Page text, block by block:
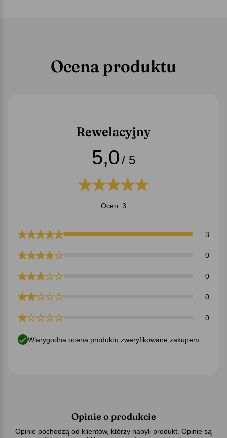
Ocena produktu
Rewelacyjny
5,0/ 5
Ocen: 3
3
0
0
0
0
Wiarygodna ocena produktu zweryfikowane zakupem.
Opinie o produkcie
Opinie pochodzą od klientów, którzy nabyli produkt. Opinie są